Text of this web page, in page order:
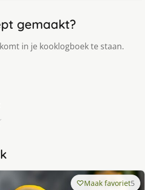
gemaakt?
in je kooklogboek te staan.
Maak favoriet5